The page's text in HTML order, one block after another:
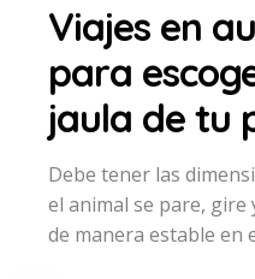
Viajes en
para
jaula de tu
Debe tener las
el animal se pare, gire
de manera estable en